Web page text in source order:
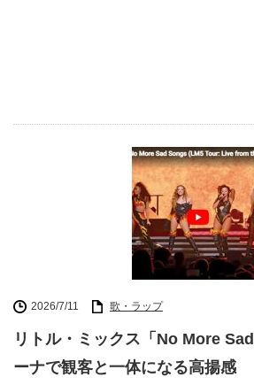
2026/7/11 歌・ラップ
リトル・ミックス「No More
ーナで観客と一体になる高揚感